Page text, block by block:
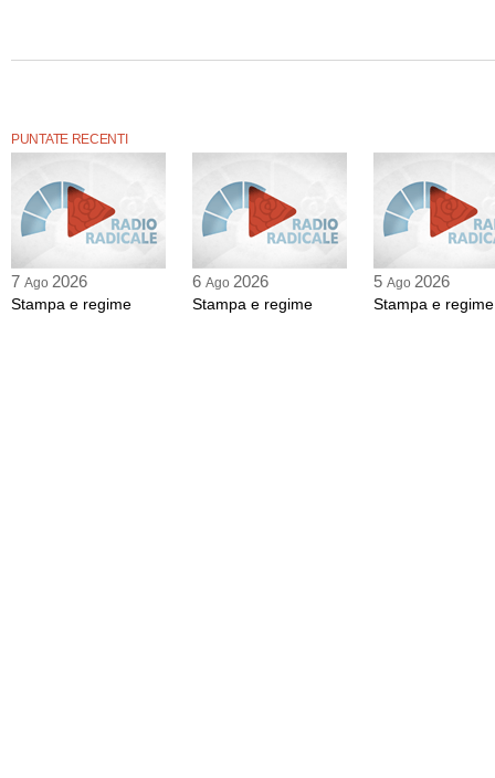
PUNTATE RECENTI
7 Ago 2026
Stampa e regime
6 Ago 2026
Stampa e regime
5 Ago 2026
Stampa e regime